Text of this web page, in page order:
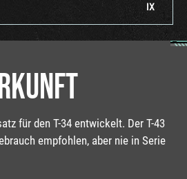
IX
für den T-34 entwickelt. Der T-43
empfohlen, aber nie in Serie